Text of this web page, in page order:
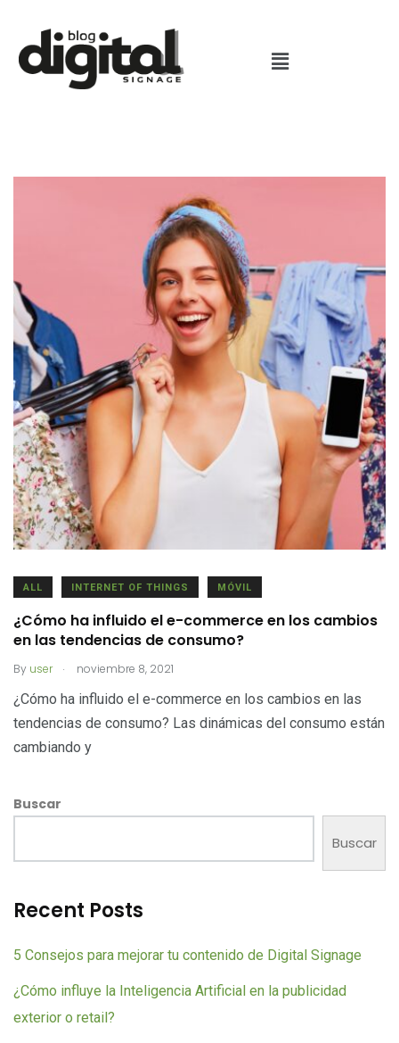
ALL INTERNET OF THINGS MÓVIL
¿Cómo ha influido el e-commerce en los cambios
en las tendencias de consumo?
By user . noviembre 8, 2021
¿Cómo ha influido el e-commerce en los cambios en las
tendencias de consumo? Las dinámicas del consumo están
cambiando y
Buscar
Buscar
Recent Posts
5 Consejos para mejorar tu contenido de Digital Signage
¿Cómo influye la Inteligencia Artificial en la publicidad
exterior o retail?